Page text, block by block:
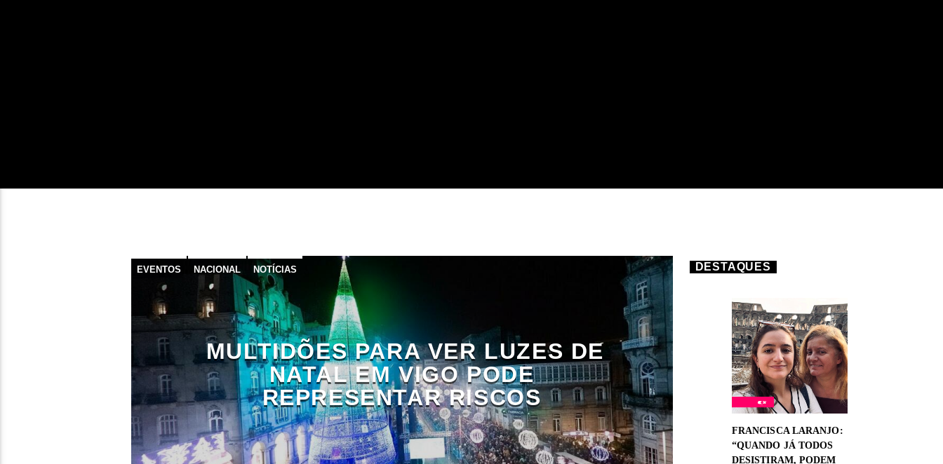
EVENTOS NACIONAL NOTÍCIAS
MULTIDÕES PARA VER LUZES DE
NATAL EM VIGO PODE
REPRESENTAR RISCOS
DESTAQUES
FRANCISCA LARANJO:
“QUANDO JÁ TODOS
DESISTIRAM, PODEM